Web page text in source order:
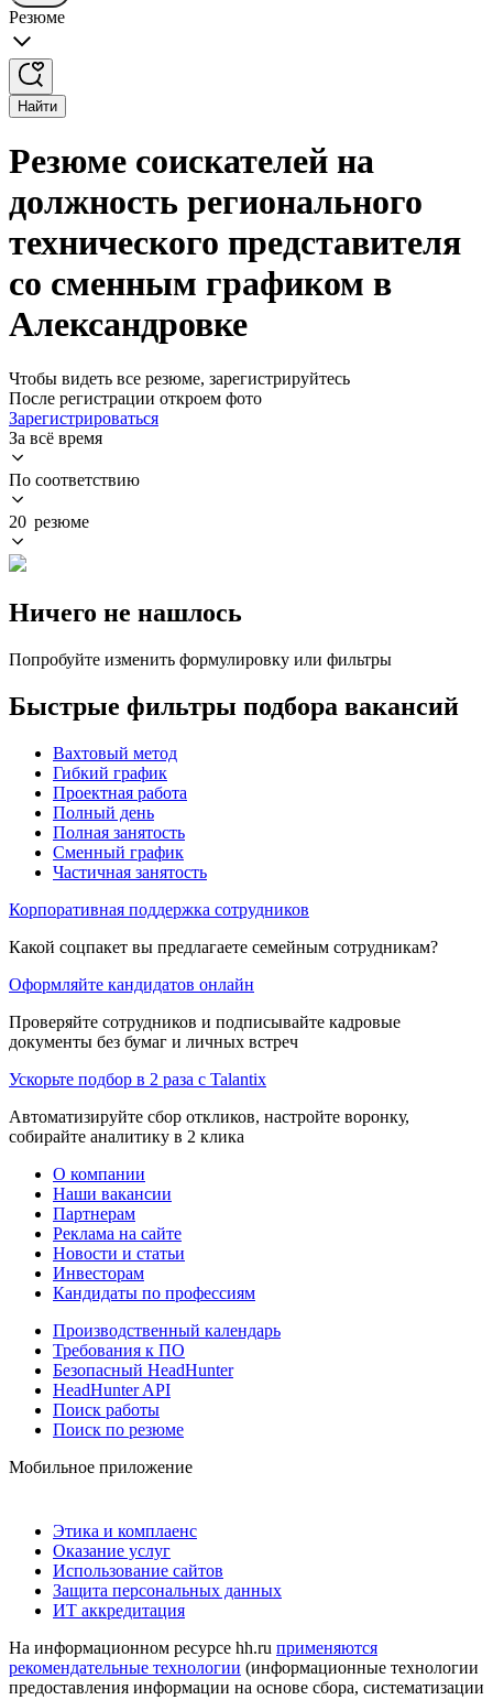
Резюме
Найти
Резюме соискателей на
должность регионального
технического представителя
со сменным графиком в
Александровке
Чтобы видеть все резюме, зарегистрируйтесь
После регистрации откроем фото
Зарегистрироваться
За всё время
По соответствию
20 резюме
Ничего не нашлось
Попробуйте изменить формулировку или фильтры
Быстрые фильтры подбора вакансий
Вахтовый метод
Гибкий график
Проектная работа
Полный день
Полная занятость
Сменный график
Частичная занятость
Корпоративная поддержка сотрудников
Какой соцпакет вы предлагаете семейным сотрудникам?
Оформляйте кандидатов онлайн
Проверяйте сотрудников и подписывайте кадровые
документы без бумаг и личных встреч
Ускорьте подбор в 2 раза с Talantix
Автоматизируйте сбор откликов, настройте воронку,
собирайте аналитику в 2 клика
О компании
Наши вакансии
Партнерам
Реклама на сайте
Новости и статьи
Инвесторам
Кандидаты по профессиям
Производственный календарь
Требования к ПО
Безопасный HeadHunter
HeadHunter API
Поиск работы
Поиск по резюме
Мобильное приложение
Этика и комплаенс
Оказание услуг
Использование сайтов
Защита персональных данных
ИТ аккредитация
На информационном ресурсе hh.ru применяются
рекомендательные технологии (информационные технологии
предоставления информации на основе сбора, систематизации